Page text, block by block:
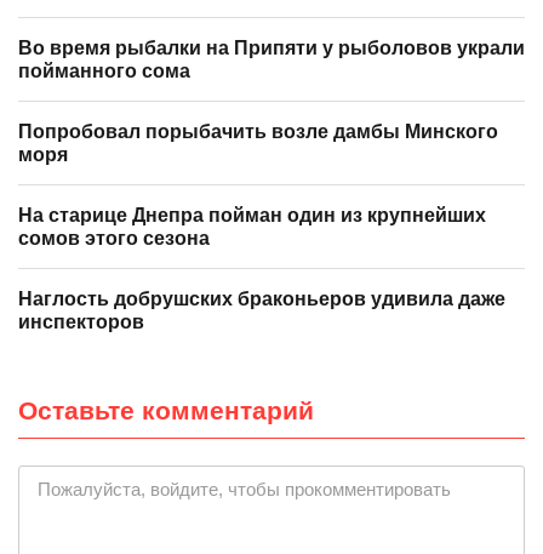
Во время рыбалки на Припяти у рыболовов украли
пойманного сома
Попробовал порыбачить возле дамбы Минского
моря
На старице Днепра пойман один из крупнейших
сомов этого сезона
Наглость добрушских браконьеров удивила даже
инспекторов
Оставьте комментарий
Пожалуйста, войдите, чтобы прокомментировать